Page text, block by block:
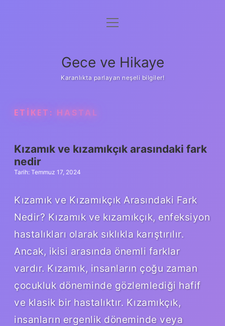
Anasayfa
Yasal Uyarı
menüyü
Gece ve Hikaye
Karanlıkta parlayan neşeli bilgiler!
ETIKET: HASTAL
Kızamık ve kızamıkçık arasındaki fark
nedir
Tarih: Temmuz 17, 2024
Kızamık ve Kızamıkçık Arasındaki Fark
Nedir? Kızamık ve kızamıkçık, enfeksiyon
hastalıkları olarak sıklıkla karıştırılır.
Ancak, ikisi arasında önemli farklar
vardır. Kızamık, insanların çoğu zaman
çocukluk döneminde gözlemlediği hafif
ve klasik bir hastalıktır. Kızamıkçık,
insanların ergenlik döneminde veya